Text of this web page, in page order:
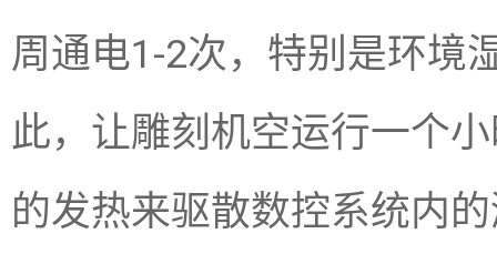
周通电1-2次，特别是环境
此，让雕刻机空运行一个
的发热来驱散数控系统内